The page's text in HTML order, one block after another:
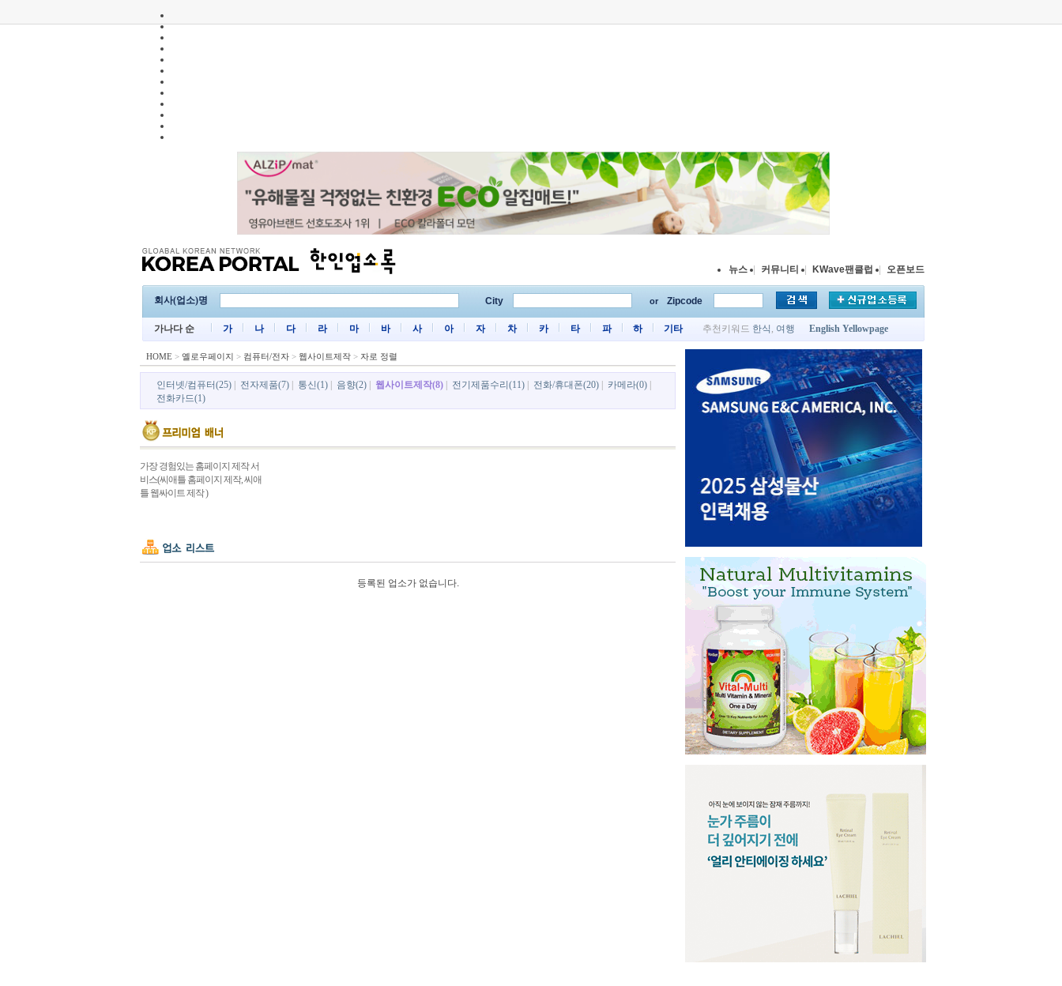
뉴스 | 커뮤니티 | KWave팬클럽 | 오픈보드
회사(업소)명 City or Zipcode
가나다 순 가 나 다 라 마 바 사 아 자 차 카 타 파 하 기타 추천키워드 한식 , 여행 English Yellowpage
HOME > 옐로우페이지 > 컴퓨터/전자 > 웹사이트제작 > 자로 정렬
인터넷/컴퓨터(25) 전자제품(7) 통신(1) 음향(2) 웹사이트제작(8) 전기제품수리(11) 전화/휴대폰(20) 카메라(0)
전화카드(1)
가장 경험있는 홈페이지 제작 서
비스(씨애틀 홈페이지 제작, 씨애
틀 웹싸이트 제작 )
등록된 업소가 없습니다.